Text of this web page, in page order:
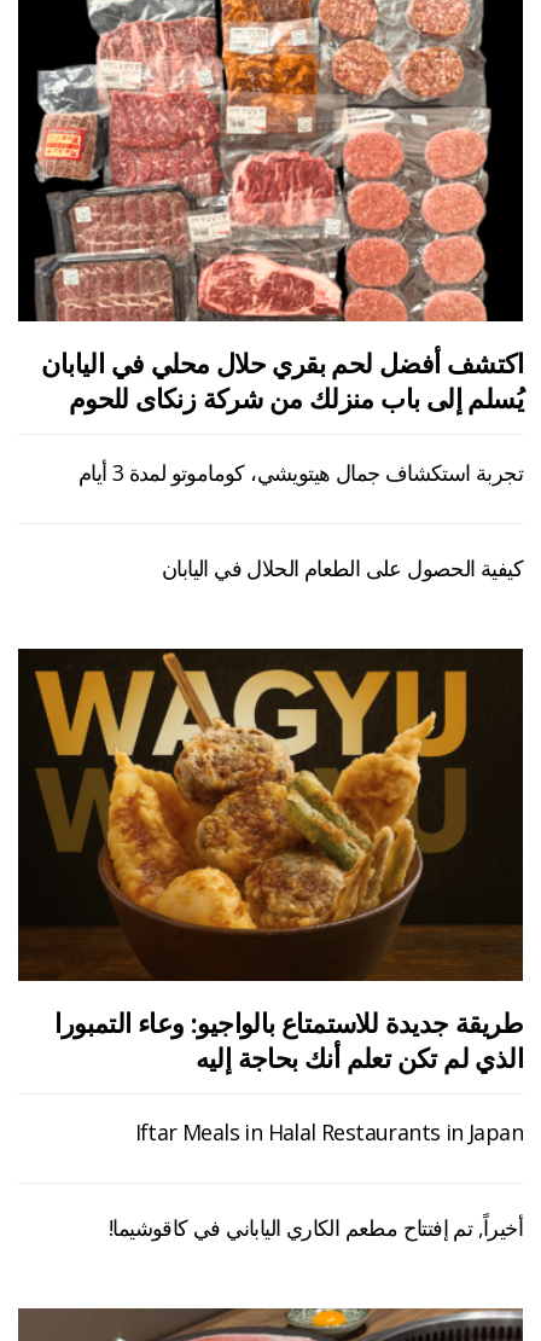
اكتشف أفضل لحم بقري حلال محلي في اليابان
يُسلم إلى باب منزلك من شركة زنكاى للحوم
تجربة استكشاف جمال هيتويشي، كوماموتو لمدة 3 أيام
كيفية الحصول على الطعام الحلال في اليابان
طريقة جديدة للاستمتاع بالواجيو: وعاء التمبورا
الذي لم تكن تعلم أنك بحاجة إليه
Iftar Meals in Halal Restaurants in Japan
أخيراً, تم إفتتاح مطعم الكاري الياباني في كاقوشيما!